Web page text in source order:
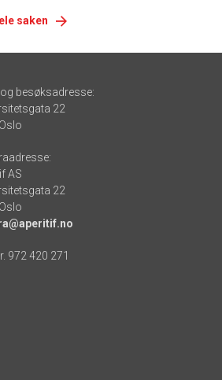
saken
besøksadresse:
22
AS
22
972 420 271